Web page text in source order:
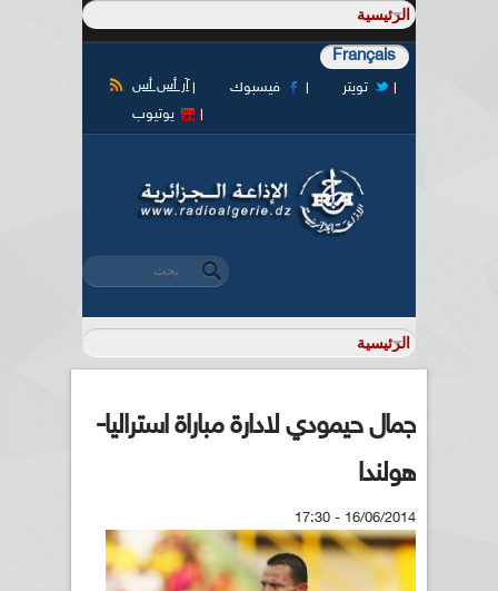
Français
آر أس أس فيسبوك
تويتر
يوتيوب
استمارة البحث
‏بحث ‏
جمال حيمودي لادارة مباراة استراليا-
هولندا
16/06/2014 - 17:30